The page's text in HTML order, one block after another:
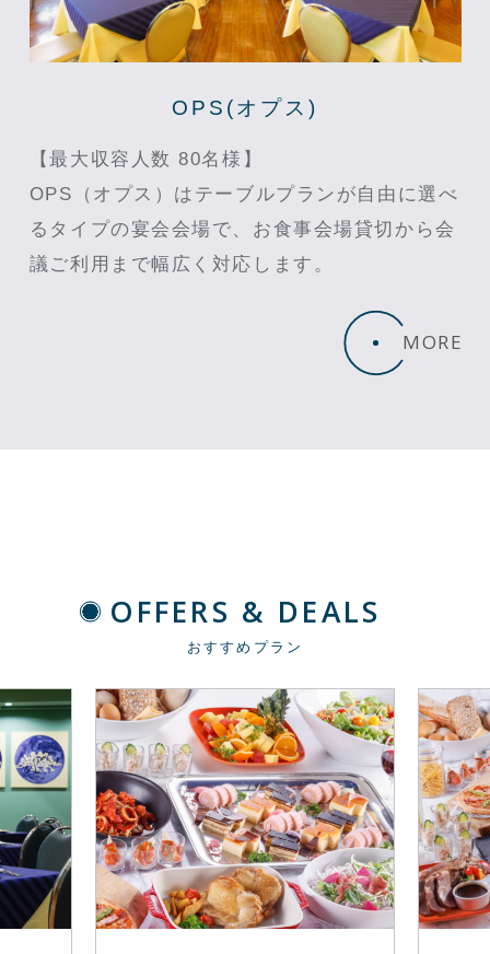
OPS(オプス)
【最大収容人数 80名様】
OPS（オプス）はテーブルプランが自由に選べ
るタイプの宴会会場で、お食事会場貸切から会
議ご利用まで幅広く対応します。
MORE
OFFERS & DEALS
おすすめプラン